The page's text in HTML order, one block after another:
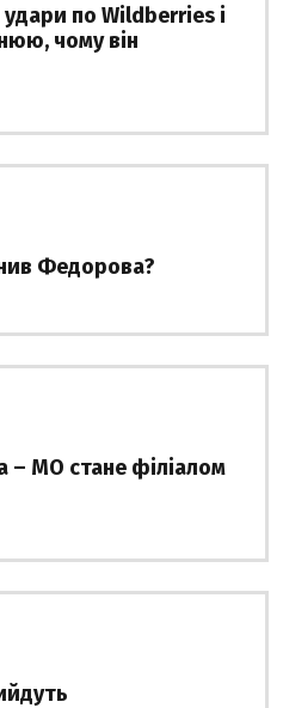
по Wildberries і
чому він
Федорова?
– МО стане філіалом